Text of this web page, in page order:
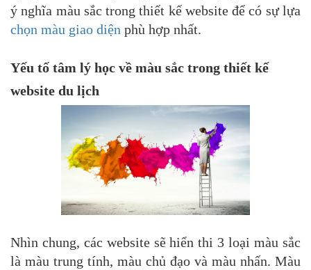
ý nghĩa màu sắc trong thiết kế website để có sự lựa
chọn màu giao diện phù hợp nhất.
Yếu tố tâm lý học về màu sắc trong thiết kế
website du lịch
Nhìn chung, các website sẽ hiển thi 3 loại màu sắc
là màu trung tính, màu chủ đạo và màu nhấn. Màu